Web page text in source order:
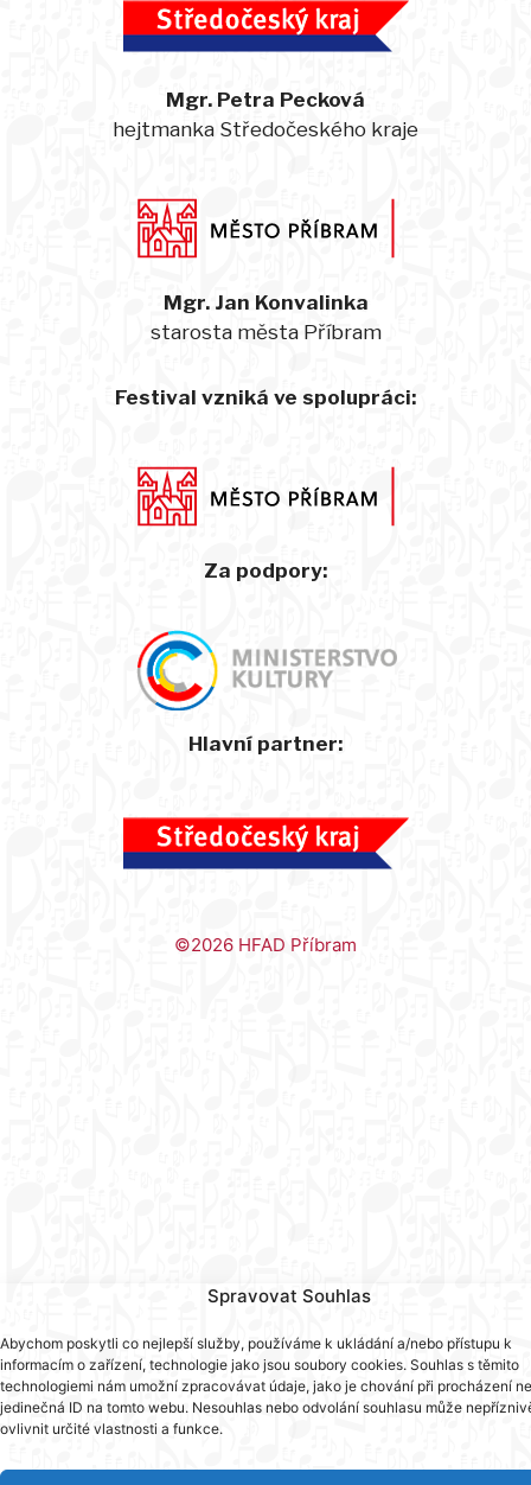
Spravovat Souhlas
Abychom poskytli co nejlepší služby, používáme k ukládání a/nebo přístupu k
informacím o zařízení, technologie jako jsou soubory cookies. Souhlas s těmito
technologiemi nám umožní zpracovávat údaje, jako je chování při procházení
jedinečná ID na tomto webu. Nesouhlas nebo odvolání souhlasu může
ovlivnit určité vlastnosti a funkce.
Mgr. Petra Pecková
hejtmanka Středočeského kraje
Mgr. Jan Konvalinka
starosta města Příbram
Festival vzniká ve spolupráci:
Za podpory:
Hlavní partner:
©2026 HFAD Příbram